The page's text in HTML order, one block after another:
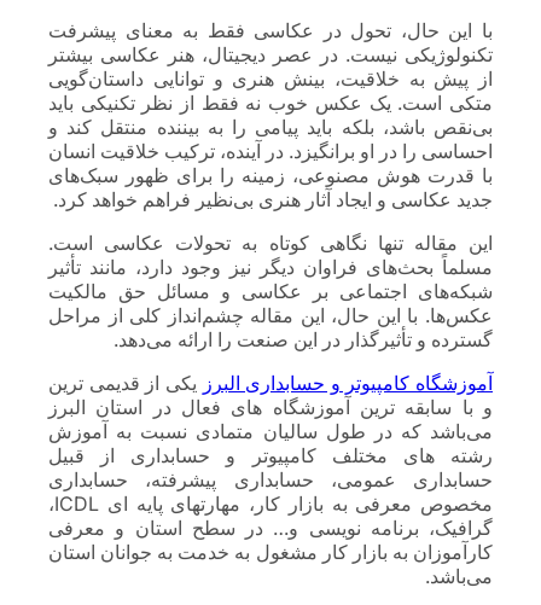
با این حال، تحول در عکاسی فقط به معنای پیشرفت
تکنولوژیکی نیست. در عصر دیجیتال، هنر عکاسی بیشتر
از پیش به خلاقیت، بینش هنری و توانایی داستان‌گویی
متکی است. یک عکس خوب نه فقط از نظر تکنیکی باید
بی‌نقص باشد، بلکه باید پیامی را به بیننده منتقل کند و
احساسی را در او بر‌انگیزد. در آینده، ترکیب خلاقیت انسان
با قدرت هوش مصنوعی، زمینه را برای ظهور سبک‌های
جدید عکاسی و ایجاد آثار هنری بی‌نظیر فراهم خواهد کرد.
این مقاله تنها نگاهی کوتاه به تحولات عکاسی است.
مسلماً بحث‌های فراوان دیگر نیز وجود دارد، مانند تأثیر
شبکه‌های اجتماعی بر عکاسی و مسائل حق مالکیت
عکس‌ها. با این حال، این مقاله چشم‌انداز کلی از مراحل
گسترده و تأثیرگذار در این صنعت را ارائه می‌دهد.
آموزشگاه کامپیوتر و حسابداری البرز یکی از قدیمی ترین
و با سابقه ترین آموزشگاه های فعال در استان البرز
می‌باشد که در طول سالیان متمادی نسبت به آموزش
رشته های مختلف کامپیوتر و حسابداری از قبیل
حسابداری عمومی، حسابداری پیشرفته، حسابداری
مخصوص معرفی به بازار کار، مهارتهای پایه ای ICDL،
گرافیک، برنامه نویسی و… در سطح استان و معرفی
کارآموزان به بازار کار مشغول به خدمت به جوانان استان
می‌باشد.